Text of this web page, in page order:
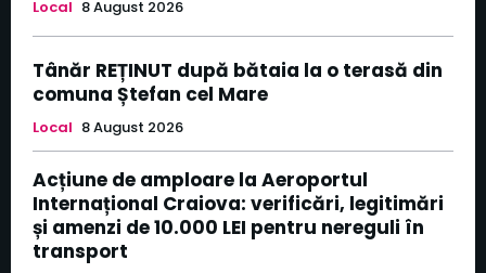
Local 8 August 2026
Tânăr REȚINUT după bătaia la o terasă din
comuna Ștefan cel Mare
Local 8 August 2026
Acțiune de amploare la Aeroportul
Internațional Craiova: verificări, legitimări
și amenzi de 10.000 LEI pentru nereguli în
transport